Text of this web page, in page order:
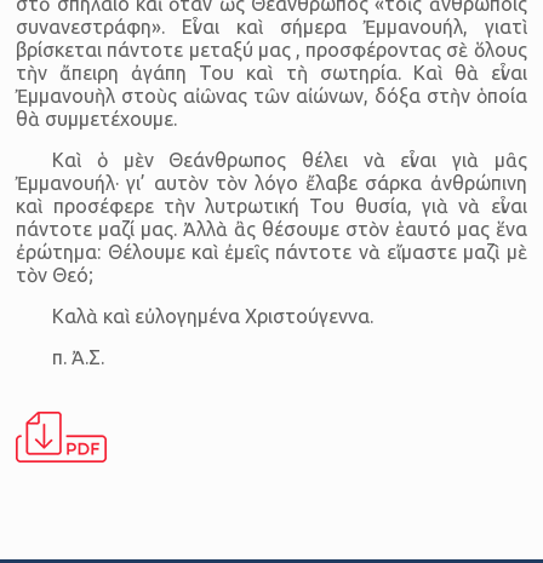
συνανεστράφη». Εἶναι καὶ σήμερα Ἐμμανουήλ, γιατὶ
βρίσκεται πάντοτε μεταξύ μας , προσφέροντας σὲ ὅλους
τὴν ἄπειρη ἀγάπη Του καὶ τὴ σωτηρία. Καὶ θὰ εἶναι
Ἐμμανουὴλ στοὺς αἰῶνας τῶν αἰώνων, δόξα στὴν ὁποία
θὰ συμμετέχουμε.
Καὶ ὁ μὲν Θεάνθρωπος θέλει νὰ εἶναι γιὰ μᾶς
Ἐμμανουήλ· γι’ αυτὸν τὸν λόγο ἔλαβε σάρκα ἀνθρώπινη
καὶ προσέφερε τὴν λυτρωτική Του θυσία, γιὰ νὰ εἶναι
πάντοτε μαζί μας. Ἀλλὰ ἂς θέσουμε στὸν ἑαυτό μας ἕνα
ἐρώτημα: Θέλουμε καὶ ἐμεῖς πάντοτε νὰ εἴμαστε μαζὶ μὲ
τὸν Θεό;
Καλὰ καὶ εὐλογημένα Χριστούγεννα.
π. Ἀ.Σ.